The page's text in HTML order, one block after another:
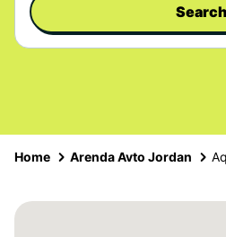
Search
Home Arenda Avto Jordan